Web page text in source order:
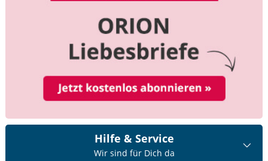
Hilfe & Service
Wir sind für Dich da